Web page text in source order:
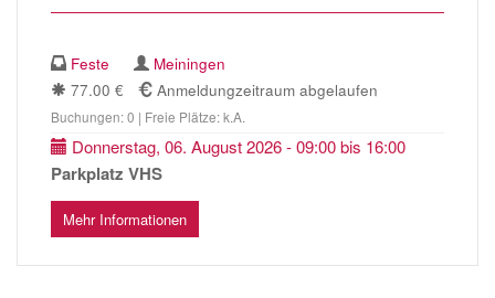
Feste
Meiningen
77.00 €
Anmeldungzeitraum abgelaufen
Buchungen: 0 | Freie Plätze: k.A.
Donnerstag, 06. August 2026 - 09:00 bis 16:00
Parkplatz VHS
Mehr Informationen